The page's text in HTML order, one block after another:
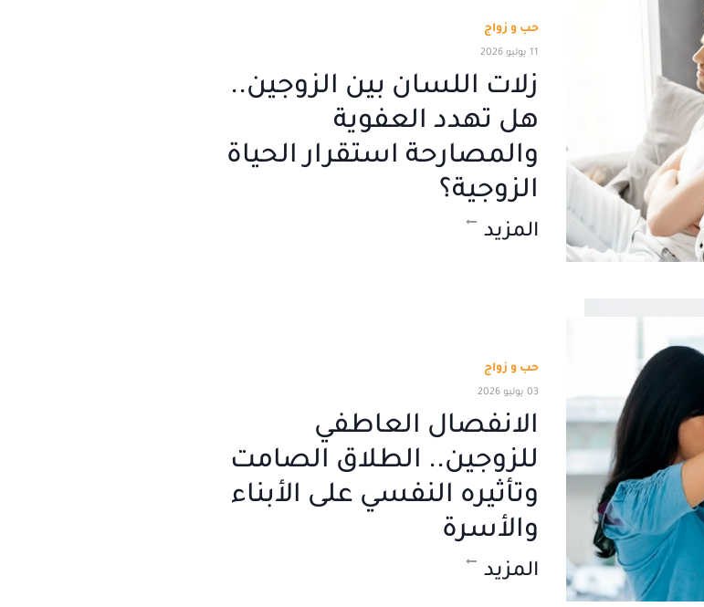
حب و زواج
11 يوليو 2026
زلات اللسان بين الزوجين..
هل تهدد العفوية
والمصارحة استقرار الحياة
الزوجية؟
المزيد
حب و زواج
03 يوليو 2026
الانفصال العاطفي
للزوجين.. الطلاق الصامت
وتأثيره النفسي على الأبناء
والأسرة
المزيد